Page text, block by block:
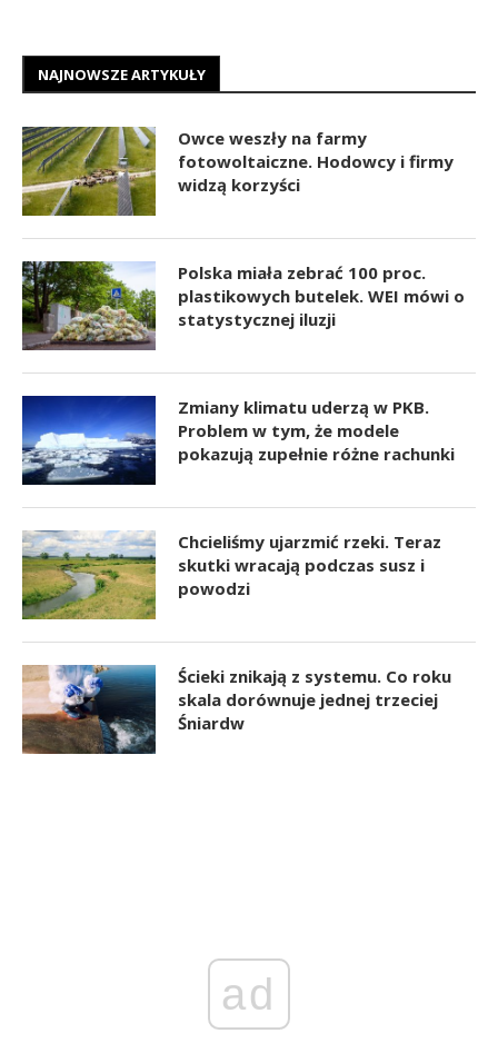
NAJNOWSZE ARTYKUŁY
Owce weszły na farmy
fotowoltaiczne. Hodowcy i firmy
widzą korzyści
Polska miała zebrać 100 proc.
plastikowych butelek. WEI mówi o
statystycznej iluzji
Zmiany klimatu uderzą w PKB.
Problem w tym, że modele
pokazują zupełnie różne rachunki
Chcieliśmy ujarzmić rzeki. Teraz
skutki wracają podczas susz i
powodzi
Ścieki znikają z systemu. Co roku
skala dorównuje jednej trzeciej
Śniardw
ad